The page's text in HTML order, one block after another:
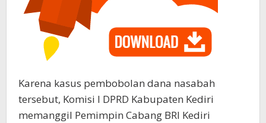
Karena kasus pembobolan dana nasabah
tersebut, Komisi I DPRD Kabupaten Kediri
memanggil Pemimpin Cabang BRI Kediri